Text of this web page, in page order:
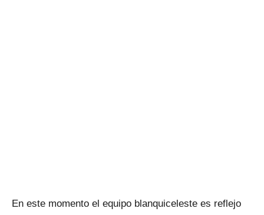
En este momento el equipo blanquiceleste es reflejo